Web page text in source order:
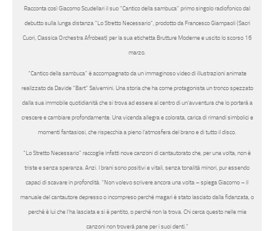
Racconta cosìGiacomo Scudellariil suo “Cantico della sambuca” primo singolo radiofonico dal
debutto sulla lunga distanza “Lo Stretto Necessario”, prodotto da Francesco Giampaoli(Sacri
Cuori, Classica Orchestra Afrobeat) per la sua etichetta Brutture Modernee uscito lo scorso 16
marzo.
“Cantico della sambuca” è accompagnato da un immaginoso video di illustrazioni animate
realizzato da Davide “Bart” Salvemini. Una storia che ha come protagonista un tronco spezzato
dalla sua immobile quotidianità che si trova ad essere al centro di un’avventura che lo porterà a
crescere e cambiare profondamente. Una vicenda allegra e colorata, carica di rimandi simbolici e
momenti fantasiosi, che rispecchia a pieno l’atmosfera del brano e di tutto il disco.
“Lo Stretto Necessario” raccoglie infatti nove canzoni di cantautorato che, per una volta, non è
triste e senza speranza. Anzi. I brani sono positivi e vitali, senza tonalità minori, pur essendo
capaci di scavare in profondità. “Non volevo scrivere ancora una volta– spiega Giacomo –il
manuale del cantautore depresso o incompreso perché magari è stato lasciato dalla fidanzata, o
perché è lui che l’ha lasciata e si è pentito, o perché non la trova. Chi cerca questo nelle mie
canzoni non troverà pane per i suoi denti.”